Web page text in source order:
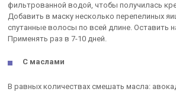
фильтрованной водой, чтобы получилась
Добавить в маску несколько перепелиных
спутанные волосы по всей длине. Оставить
Применять раз в 7-10 дней.
С маслами
В равных количествах смешать масла: